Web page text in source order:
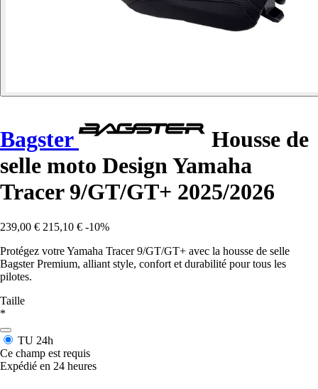
Bagster
Housse de
selle moto Design Yamaha
Tracer 9/GT/GT+ 2025/2026
239,00 € 215,10 € -10%
Protégez votre Yamaha Tracer 9/GT/GT+ avec la housse de selle
Bagster Premium, alliant style, confort et durabilité pour tous les
pilotes.
Taille
*
TU 24h
Ce champ est requis
Expédié en 24 heures